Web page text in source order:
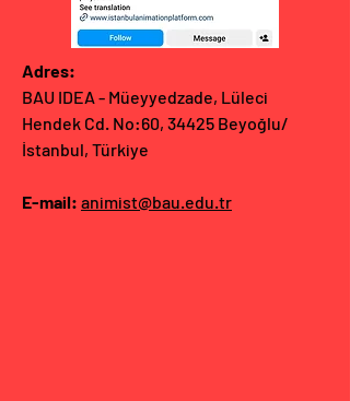
Adres:
BAU IDEA - Müeyyedzade, Lüleci
Hendek Cd. No:60, 34425 Beyoğlu/
İstanbul, Türkiye
E-mail: animist@bau.edu.tr